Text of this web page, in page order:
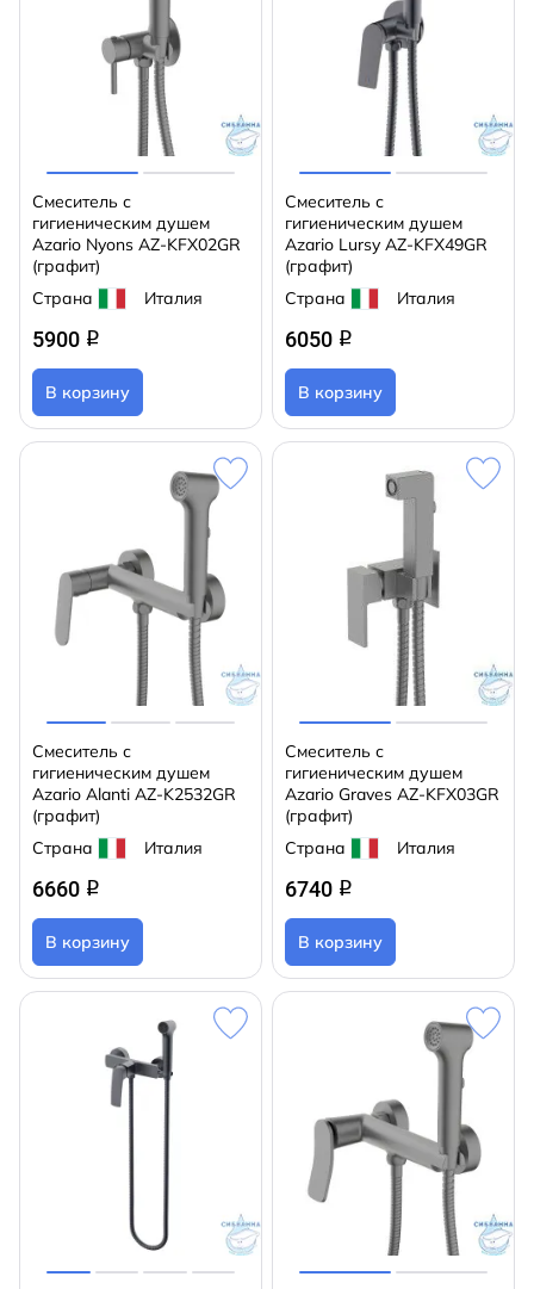
Смеситель с
гигиеническим душем
Azario Nyons AZ-KFX02GR
(графит)
Страна
Италия
5900 q
В корзину
Смеситель с
гигиеническим душем
Azario Lursy AZ-KFX49GR
(графит)
Страна
Италия
6050 q
В корзину
Смеситель с
гигиеническим душем
Azario Alanti AZ-K2532GR
(графит)
Страна
Италия
6660 q
В корзину
Смеситель с
гигиеническим душем
Azario Graves AZ-KFX03GR
(графит)
Страна
Италия
6740 q
В корзину